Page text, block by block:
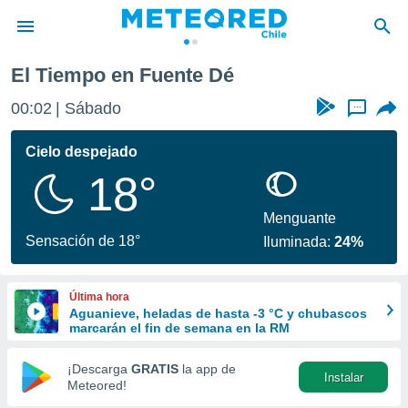
de
por
se
calidad.
a este
las
y
forma
digital
basada
El Tiempo en Fuente Dé
00:02 Sábado ...
Cielo despejado
18°
Sensación de 18°
Menguante
Iluminada:24%
Última hora
Aguanieve, heladas de hasta -3 °C y chubascos
marcarán el fin de semana en la RM
¡Descarga GRATIS la app de
Meteored!
Instalar